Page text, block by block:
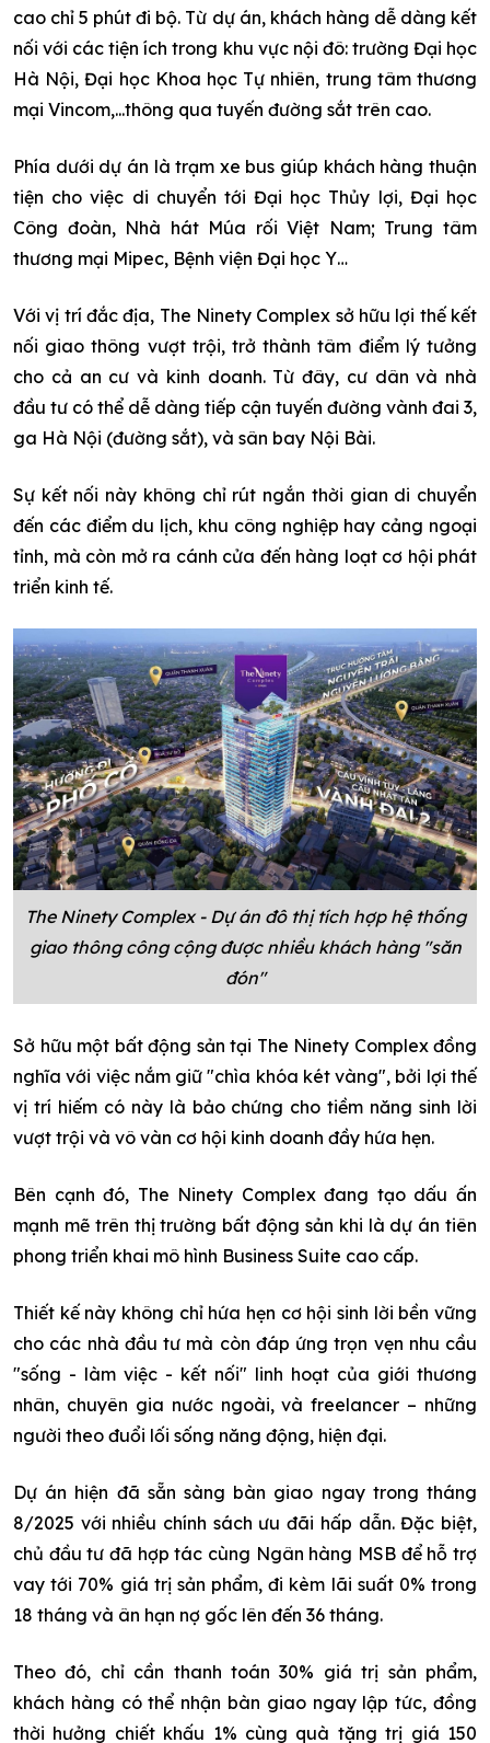
cao chỉ 5 phút đi bộ. Từ dự án, khách hàng dễ dàng kết
nối với các tiện ích trong khu vực nội đô: trường Đại học
Hà Nội, Đại học Khoa học Tự nhiên, trung tâm thương
mại Vincom,...thông qua tuyến đường sắt trên cao.
Phía dưới dự án là trạm xe bus giúp khách hàng thuận
tiện cho việc di chuyển tới Đại học Thủy lợi, Đại học
Công đoàn, Nhà hát Múa rối Việt Nam; Trung tâm
thương mại Mipec, Bệnh viện Đại học Y…
Với vị trí đắc địa, The Ninety Complex sở hữu lợi thế kết
nối giao thông vượt trội, trở thành tâm điểm lý tưởng
cho cả an cư và kinh doanh. Từ đây, cư dân và nhà
đầu tư có thể dễ dàng tiếp cận tuyến đường vành đai 3,
ga Hà Nội (đường sắt), và sân bay Nội Bài.
Sự kết nối này không chỉ rút ngắn thời gian di chuyển
đến các điểm du lịch, khu công nghiệp hay cảng ngoại
tỉnh, mà còn mở ra cánh cửa đến hàng loạt cơ hội phát
triển kinh tế.
The Ninety Complex - Dự án đô thị tích hợp hệ thống
giao thông công cộng được nhiều khách hàng "săn
đón"
Sở hữu một bất động sản tại The Ninety Complex đồng
nghĩa với việc nắm giữ "chìa khóa két vàng", bởi lợi thế
vị trí hiếm có này là bảo chứng cho tiềm năng sinh lời
vượt trội và vô vàn cơ hội kinh doanh đầy hứa hẹn.
Bên cạnh đó, The Ninety Complex đang tạo dấu ấn
mạnh mẽ trên thị trường bất động sản khi là dự án tiên
phong triển khai mô hình Business Suite cao cấp.
Thiết kế này không chỉ hứa hẹn cơ hội sinh lời bền vững
cho các nhà đầu tư mà còn đáp ứng trọn vẹn nhu cầu
"sống - làm việc - kết nối" linh hoạt của giới thương
nhân, chuyên gia nước ngoài, và freelancer – những
người theo đuổi lối sống năng động, hiện đại.
Dự án hiện đã sẵn sàng bàn giao ngay trong tháng
8/2025 với nhiều chính sách ưu đãi hấp dẫn. Đặc biệt,
chủ đầu tư đã hợp tác cùng Ngân hàng MSB để hỗ trợ
vay tới 70% giá trị sản phẩm, đi kèm lãi suất 0% trong
18 tháng và ân hạn nợ gốc lên đến 36 tháng.
Theo đó, chỉ cần thanh toán 30% giá trị sản phẩm,
khách hàng có thể nhận bàn giao ngay lập tức, đồng
thời hưởng chiết khấu 1% cùng quà tặng trị giá 150